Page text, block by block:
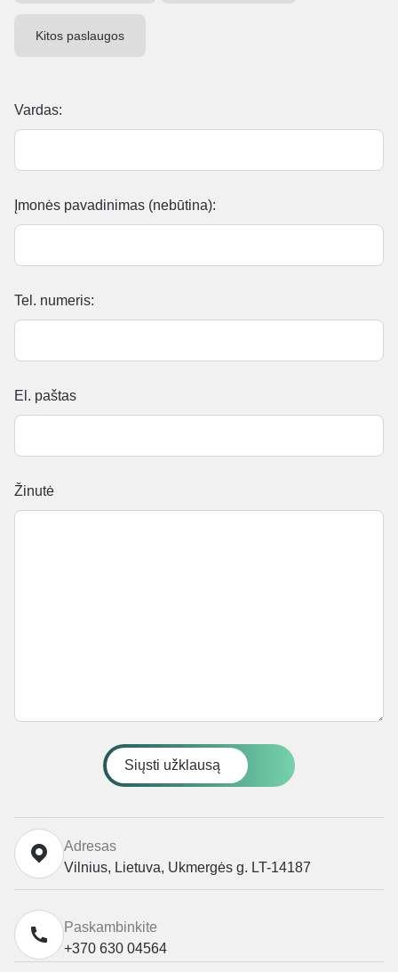
Kitos paslaugos
Vardas:
Įmonės pavadinimas (nebūtina):
Tel. numeris:
El. paštas
Žinutė
Siųsti užklausą
Adresas
Vilnius, Lietuva, Ukmergės g. LT-14187
Paskambinkite
+370 630 04564